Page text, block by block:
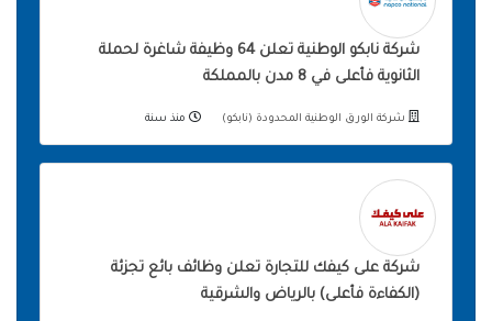
شركة نابكو الوطنية تعلن 64 وظيفة شاغرة لحملة
الثانوية فأعلى في 8 مدن بالمملكة
شركة الورق الوطنية المحدودة (نابكو) منذ سنة
شركة على كيفك للتجارة تعلن وظائف بائع تجزئة
(الكفاءة فأعلى) بالرياض والشرقية